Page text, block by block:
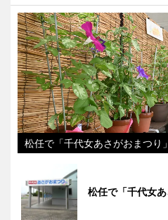
松任で「千代女あさがおまつり」
松任で「千代女あ